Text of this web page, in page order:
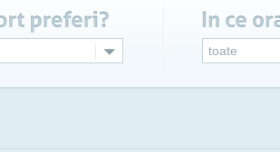
toate